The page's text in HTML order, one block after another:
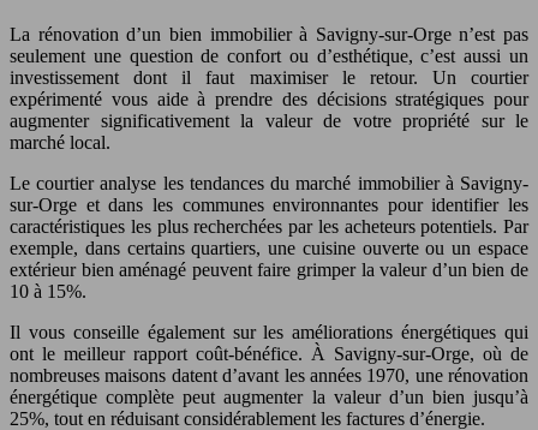
La rénovation d’un bien immobilier à Savigny-sur-Orge n’est pas
seulement une question de confort ou d’esthétique, c’est aussi un
investissement dont il faut maximiser le retour. Un courtier
expérimenté vous aide à prendre des décisions stratégiques pour
augmenter significativement la valeur de votre propriété sur le
marché local.
Le courtier analyse les tendances du marché immobilier à Savigny-
sur-Orge et dans les communes environnantes pour identifier les
caractéristiques les plus recherchées par les acheteurs potentiels. Par
exemple, dans certains quartiers, une cuisine ouverte ou un espace
extérieur bien aménagé peuvent faire grimper la valeur d’un bien de
10 à 15%.
Il vous conseille également sur les améliorations énergétiques qui
ont le meilleur rapport coût-bénéfice. À Savigny-sur-Orge, où de
nombreuses maisons datent d’avant les années 1970, une rénovation
énergétique complète peut augmenter la valeur d’un bien jusqu’à
25%, tout en réduisant considérablement les factures d’énergie.